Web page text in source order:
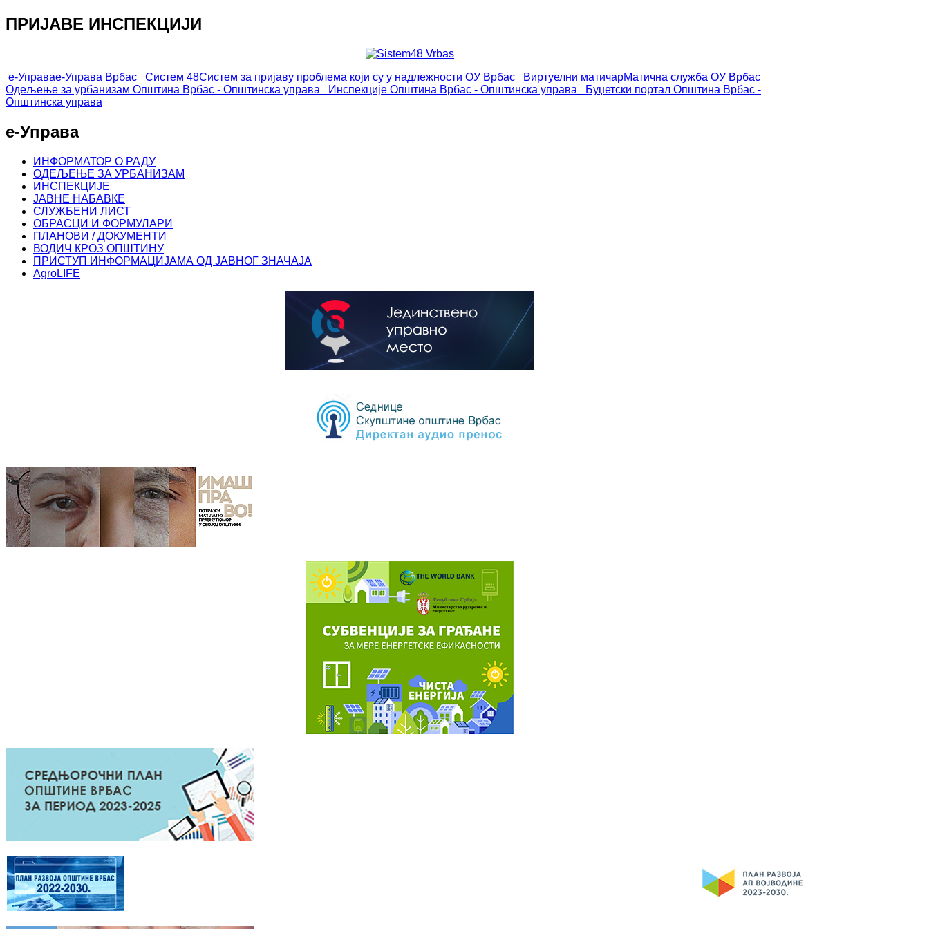
ПРИЈАВЕ ИНСПЕКЦИЈИ
е-Управае-Управа Врбас Систем 48Систем за пријаву проблема који су у надлежности ОУ Врбас Виртуелни матичарМатична служба ОУ Врбас
Одељење за урбанизам Општина Врбас - Општинска управа Инспекције Општина Врбас - Општинска управа Буџетски портал Општина Врбас -
Општинска управа
е-Управа
ИНФОРМАТОР О РАДУ
ОДЕЉЕЊЕ ЗА УРБАНИЗАМ
ИНСПЕКЦИЈЕ
ЈАВНЕ НАБАВКЕ
СЛУЖБЕНИ ЛИСТ
ОБРАСЦИ И ФОРМУЛАРИ
ПЛАНОВИ / ДОКУМЕНТИ
ВОДИЧ КРОЗ ОПШТИНУ
ПРИСТУП ИНФОРМАЦИЈАМА ОД ЈАВНОГ ЗНАЧАЈА
AgroLIFE